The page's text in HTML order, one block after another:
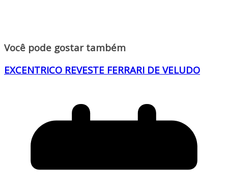
Você pode gostar também
EXCENTRICO REVESTE FERRARI DE VELUDO